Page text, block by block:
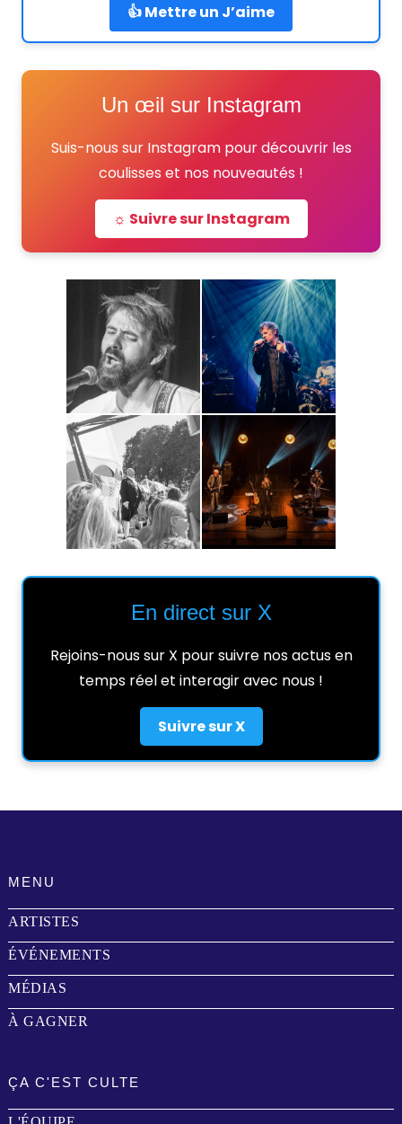
👍 Mettre un J’aime
Un œil sur Instagram
Suis-nous sur Instagram pour découvrir les
coulisses et nos nouveautés !
☼ Suivre sur Instagram
En direct sur X
Rejoins-nous sur X pour suivre nos actus en
temps réel et interagir avec nous !
Suivre sur X
MENU
ARTISTES
ÉVÉNEMENTS
MÉDIAS
À GAGNER
ÇA C'EST CULTE